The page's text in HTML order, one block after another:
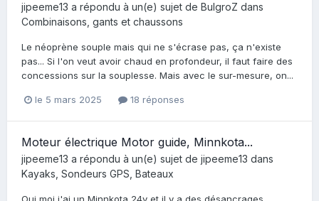
jipeeme13 a répondu à un(e) sujet de BulgroZ dans
Combinaisons, gants et chaussons
Le néoprène souple mais qui ne s'écrase pas, ça n'existe
pas... Si l'on veut avoir chaud en profondeur, il faut faire des
concessions sur la souplesse. Mais avec le sur-mesure, on...
le 5 mars 2025 18 réponses
Moteur électrique Motor guide, Minnkota...
jipeeme13 a répondu à un(e) sujet de jipeeme13 dans
Kayaks, Sondeurs GPS, Bateaux